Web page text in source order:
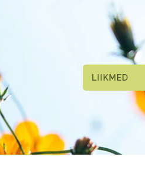
LIIKMED